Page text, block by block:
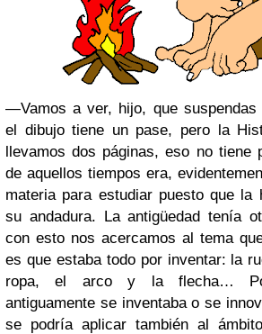
—Vamos a ver, hijo, que
el dibujo tiene un pase, pero la
llevamos dos páginas, eso no tiene
de aquellos tiempos era,
materia para estudiar puesto que la
su andadura. La antigüedad tenía
con esto nos acercamos al tema
es que estaba todo por inventar: la
ropa, el arco y la flecha…
antiguamente se inventaba o se
se podría aplicar también al